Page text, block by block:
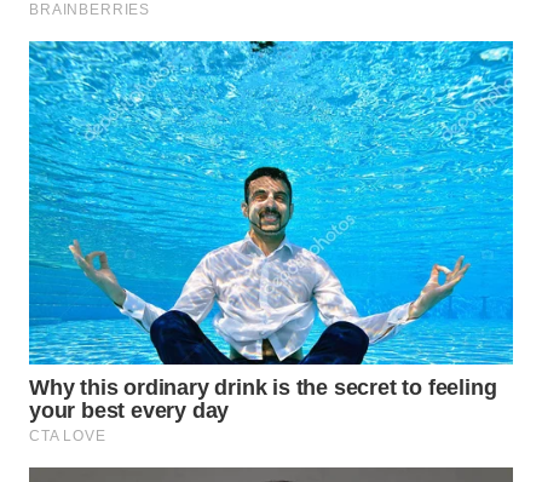
PAKPAK
WN
KARAWANG
WN
BEKASI
WN
BOGOR
WN
DEPOK
WN